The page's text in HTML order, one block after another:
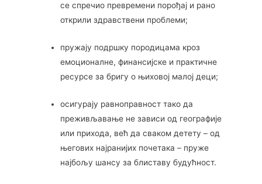
се спречио превремени порођај и рано
открили здравствени проблеми;
пружају подршку породицама кроз
емоционалне, финансијске и практичне
ресурсе за бригу о њиховој малој деци;
осигурају равноправност тако да
преживљавање не зависи од географије
или прихода, већ да сваком детету – од
његових најранијих почетака – пруже
најбољу шансу за блиставу будућност.